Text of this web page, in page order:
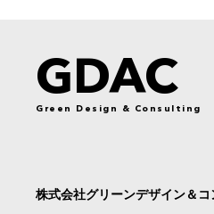
GDAC
Green Design & Consulting
株式会社グリーンデザイン＆